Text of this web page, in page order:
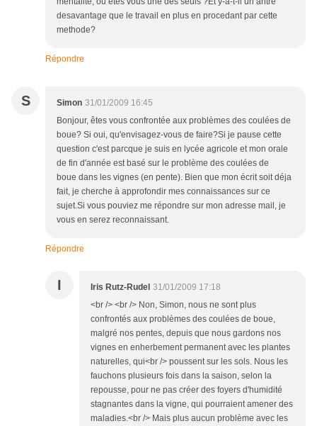
desavantage que le travail en plus en procedant par cette
methode?
Répondre
S Simon 31/01/2009 16:45
Bonjour, êtes vous confrontée aux problèmes des coulées de
boue? Si oui, qu'envisagez-vous de faire?Si je pause cette
question c'est parcque je suis en lycée agricole et mon orale
de fin d'année est basé sur le problème des coulées de
boue dans les vignes (en pente). Bien que mon écrit soit déja
fait, je cherche à approfondir mes connaissances sur ce
sujet.Si vous pouviez me répondre sur mon adresse mail, je
vous en serez reconnaissant.
Répondre
I Iris Rutz-Rudel 31/01/2009 17:18
<br /> <br /> Non, Simon, nous ne sont plus
confrontés aux problèmes des coulées de boue,
malgré nos pentes, depuis que nous gardons nos
vignes en enherbement permanent avec les plantes
naturelles, qui<br /> poussent sur les sols. Nous les
fauchons plusieurs fois dans la saison, selon la
repousse, pour ne pas créer des foyers d'humidité
stagnantes dans la vigne, qui pourraient amener des
maladies.<br /> Mais plus aucun problème avec les